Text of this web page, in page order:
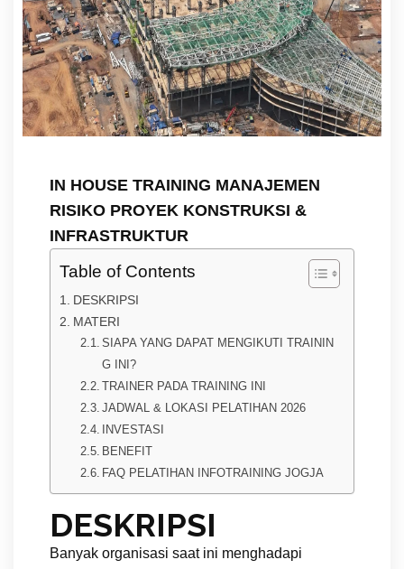
IN HOUSE TRAINING MANAJEMEN
RISIKO PROYEK KONSTRUKSI &
INFRASTRUKTUR
Table of Contents
DESKRIPSI
MATERI
SIAPA YANG DAPAT MENGIKUTI TRAININ
G INI?
TRAINER PADA TRAINING INI
JADWAL & LOKASI PELATIHAN 2026
INVESTASI
BENEFIT
FAQ PELATIHAN INFOTRAINING JOGJA
DESKRIPSI
Banyak organisasi saat ini menghadapi